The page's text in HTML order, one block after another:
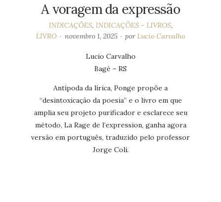
A voragem da expressão
INDICAÇÕES, INDICAÇÕES - LIVROS,
LIVRO
novembro 1, 2025 porLucio Carvalho
Lucio Carvalho
Bagé – RS
Antípoda da lírica, Ponge propõe a
“desintoxicação da poesia” e o livro em que
amplia seu projeto purificador e esclarece seu
método, La Rage de l’expression, ganha agora
versão em português, traduzido pelo professor
Jorge Coli.